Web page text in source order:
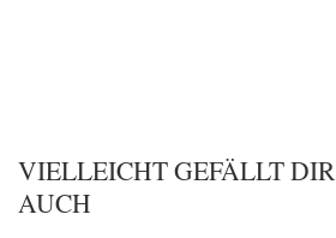
VIELLEICHT GEFÄLLT DIR
AUCH